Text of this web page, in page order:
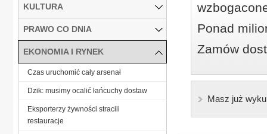
Ponad
Zamów
Masz już
KULTURA
PRAWO CO DNIA
EKONOMIA I RYNEK
Czas uruchomić cały arsenał
Dzik: musimy ocalić łańcuchy dostaw
Eksporterzy żywności stracili
restauracje